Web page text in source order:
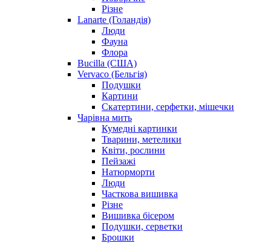
Різне
Lanarte (Голандія)
Люди
Фауна
Флора
Bucilla (США)
Vervaco (Бельгія)
Подушки
Картини
Скатертини, серфетки, мішечки
Чарiвна мить
Кумедні картинки
Тварини, метелики
Квіти, рослини
Пейзажі
Натюрморти
Люди
Часткова вишивка
Різне
Вишивка бісером
Подушки, серветки
Брошки